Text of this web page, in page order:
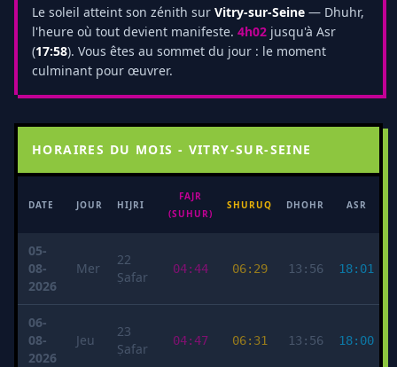
Le soleil atteint son zénith sur Vitry-sur-Seine — Dhuhr,
l'heure où tout devient manifeste. 4h02 jusqu'à Asr
(17:58). Vous êtes au sommet du jour : le moment
culminant pour œuvrer.
HORAIRES DU MOIS - VITRY-SUR-SEINE
DATE JOUR HIJRI
FAJR
(SUHUR)
SHURUQ DHOHR ASR
05-
08-
2026
Mer
22
Ṣafar
04:44 06:29 13:56 18:01
06-
08-
2026
Jeu
23
Ṣafar
04:47 06:31 13:56 18:00